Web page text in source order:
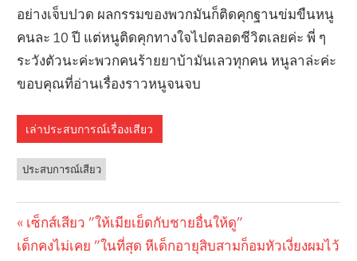
อย่างเจ็บปวด ผลกรรมของพวกมันก็ติดคุกฐานข่มขืนหนู
คนละ 10 ปี แต่หนูติดคุกทางใจไปตลอดชีวิตเลยค่ะ พี่ ๆ
ระวังตัวนะค่ะพวกคนร้ายยาบ้ามันเลวทุกคน หนูลาล่ะค่ะ
ขอบคุณที่อ่านเรื่องราวหนูจนจบ
เล่าประสบการณ์เรื่องเสียว
ประสบการณ์เสียว
Post
Previous
Post:
เซ็กส์เสียว ”ให้เมียเย็ดกับชายอื่นให้ดู”
Next
เด็กคงไม่เคย ”ในที่สุด หีเด็กอายุสิบสามก็อมหัวเงี่ยงผมไว้